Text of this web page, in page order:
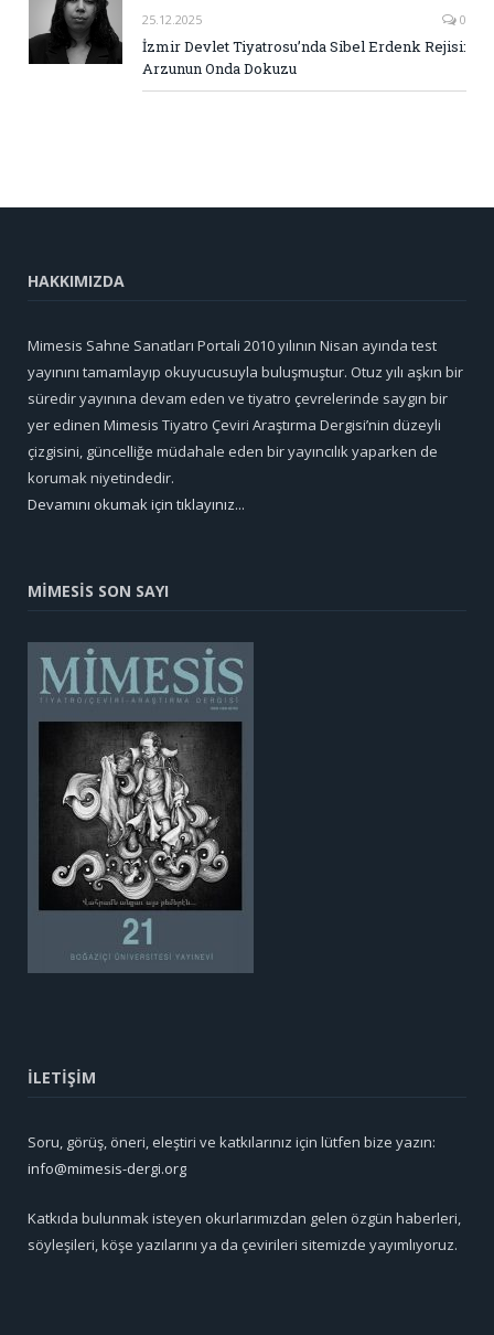
25.12.2025 0
İzmir Devlet Tiyatrosu’nda Sibel Erdenk Rejisi:
Arzunun Onda Dokuzu
HAKKIMIZDA
Mimesis Sahne Sanatları Portali 2010 yılının Nisan ayında test
yayınını tamamlayıp okuyucusuyla buluşmuştur. Otuz yılı aşkın bir
süredir yayınına devam eden ve tiyatro çevrelerinde saygın bir
yer edinen Mimesis Tiyatro Çeviri Araştırma Dergisi’nin düzeyli
çizgisini, güncelliğe müdahale eden bir yayıncılık yaparken de
korumak niyetindedir.
Devamını okumak için tıklayınız...
MİMESİS SON SAYI
İLETİŞİM
Soru, görüş, öneri, eleştiri ve katkılarınız için lütfen bize yazın:
info@mimesis-dergi.org
Katkıda bulunmak isteyen okurlarımızdan gelen özgün haberleri,
söyleşileri, köşe yazılarını ya da çevirileri sitemizde yayımlıyoruz.